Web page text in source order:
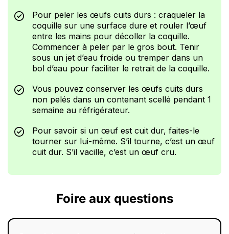
Pour peler les œufs cuits durs : craqueler la
coquille sur une surface dure et rouler l’œuf
entre les mains pour décoller la coquille.
Commencer à peler par le gros bout. Tenir
sous un jet d’eau froide ou tremper dans un
bol d’eau pour faciliter le retrait de la coquille.
Vous pouvez conserver les œufs cuits durs
non pelés dans un contenant scellé pendant 1
semaine au réfrigérateur.
Pour savoir si un œuf est cuit dur, faites-le
tourner sur lui-même. S’il tourne, c’est un œuf
cuit dur. S’il vacille, c’est un œuf cru.
Foire aux questions